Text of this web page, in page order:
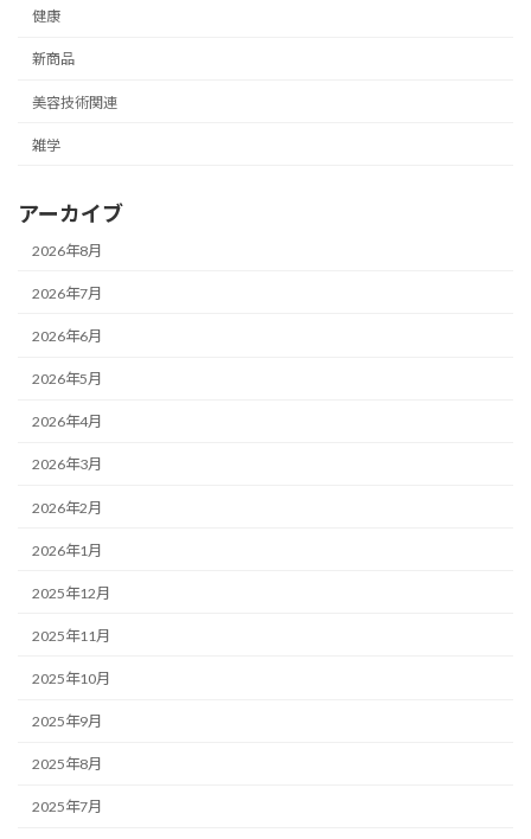
健康
新商品
美容技術関連
雑学
アーカイブ
2026年8月
2026年7月
2026年6月
2026年5月
2026年4月
2026年3月
2026年2月
2026年1月
2025年12月
2025年11月
2025年10月
2025年9月
2025年8月
2025年7月